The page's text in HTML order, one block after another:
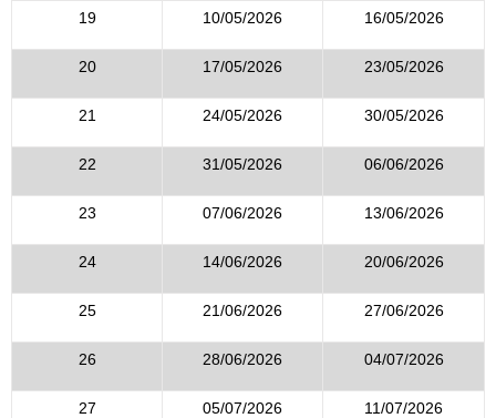
19 10/05/2026 16/05/2026
20 17/05/2026 23/05/2026
21 24/05/2026 30/05/2026
22 31/05/2026 06/06/2026
23 07/06/2026 13/06/2026
24 14/06/2026 20/06/2026
25 21/06/2026 27/06/2026
26 28/06/2026 04/07/2026
27 05/07/2026 11/07/2026